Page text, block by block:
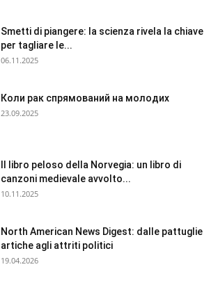
Smetti di piangere: la scienza rivela la chiave
per tagliare le...
06.11.2025
Коли рак спрямований на молодих
23.09.2025
Il libro peloso della Norvegia: un libro di
canzoni medievale avvolto...
10.11.2025
North American News Digest: dalle pattuglie
artiche agli attriti politici
19.04.2026